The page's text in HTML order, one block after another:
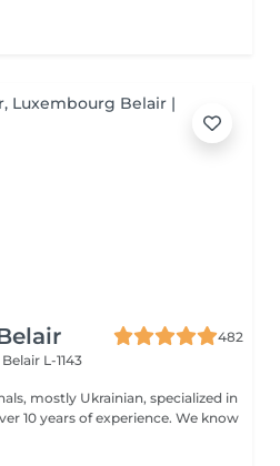
482
L-1143
mostly Ukrainian, specialized in
of experience. We know